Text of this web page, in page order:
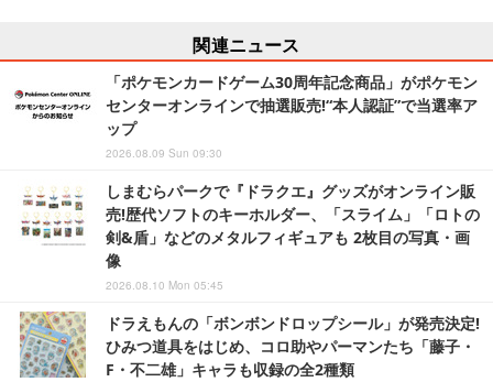
関連ニュース
「ポケモンカードゲーム30周年記念商品」がポケモン
センターオンラインで抽選販売!“本人認証”で当選率ア
ップ
2026.08.09 Sun 09:30
しまむらパークで『ドラクエ』グッズがオンライン販
売!歴代ソフトのキーホルダー、「スライム」「ロトの
剣&盾」などのメタルフィギュアも 2枚目の写真・画
像
2026.08.10 Mon 05:45
ドラえもんの「ボンボンドロップシール」が発売決定!
ひみつ道具をはじめ、コロ助やパーマンたち「藤子・
F・不二雄」キャラも収録の全2種類